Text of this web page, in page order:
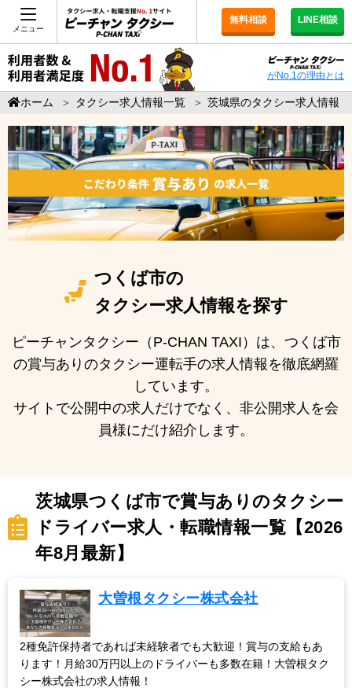
メニュー
無料相談 LINE相談
がNo.1の理由とは
ホーム ＞ タクシー求人情報一覧 ＞ 茨城県のタクシー求人情報
つくば市の
タクシー求人情報を探す
ピーチャンタクシー（P-CHAN TAXI）は、つくば市
の賞与ありのタクシー運転手の求人情報を徹底網羅
しています。
サイトで公開中の求人だけでなく、非公開求人を会
員様にだけ紹介します。
茨城県つくば市で賞与ありのタクシー
ドライバー求人・転職情報一覧【2026
年8月最新】
大曽根タクシー株式会社
2種免許保持者であれば未経験者でも大歓迎！賞与の支給もあ
ります！月給30万円以上のドライバーも多数在籍！大曽根タク
シー株式会社の求人情報！